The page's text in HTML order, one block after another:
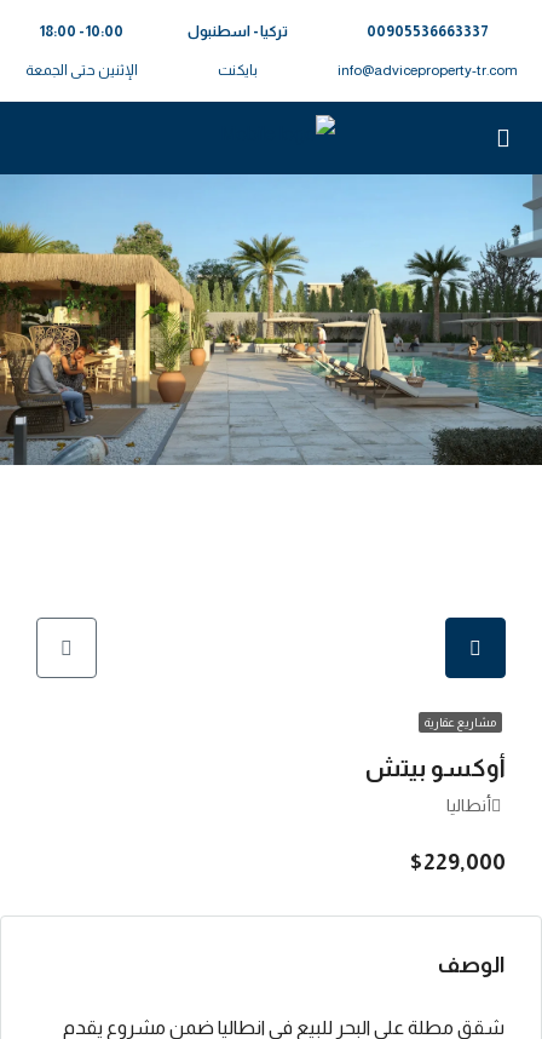
00905536663337⁩
info@adviceproperty-tr.com
تركيا - اسطنبول
بايكنت
10:00 - 18:00
الإثنين حتى الجمعة
مشاريع عقارية
أوكسو بيتش
أنطاليا
$229,000
الوصف
شقق مطلة على البحر للبيع في انطاليا ضمن مشروع يقدم